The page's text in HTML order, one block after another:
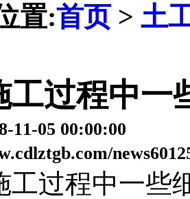
置:首页> 土
工过程中一
11-05 00:00:00
工过程中一些